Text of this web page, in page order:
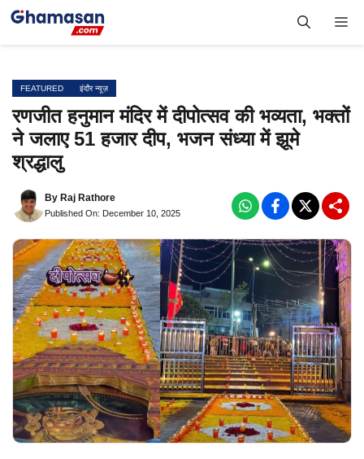
Skip
FEATURED इंदौर न्यूज़
रणजीत हनुमान मंदिर में दीपोत्सव की भव्यता, भक्तों
ने जलाए 51 हजार दीप, भजन संध्या में झूमे
श्रद्धालु
By Raj Rathore
Published On: December 10, 2025